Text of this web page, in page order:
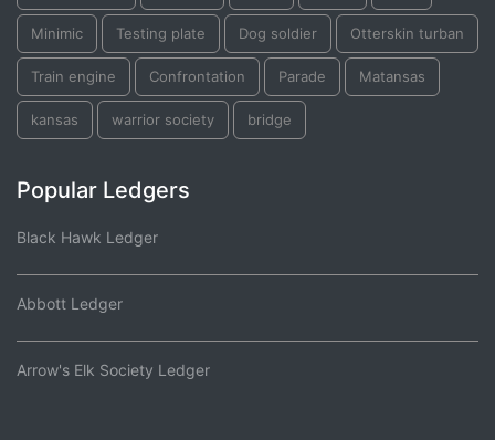
Minimic Testing plate Dog soldier Otterskin turban
Train engine Confrontation Parade Matansas
kansas warrior society bridge
Popular Ledgers
Black Hawk Ledger
Abbott Ledger
Arrow's Elk Society Ledger